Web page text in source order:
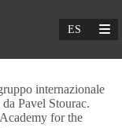
internazionale
Pavel Stourac.
for the